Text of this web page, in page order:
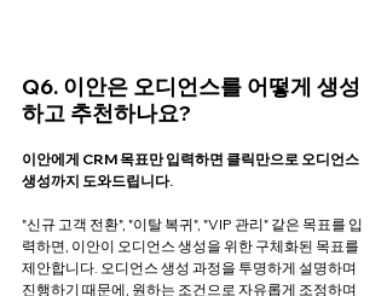
Q6. 이안은 오디언스를 어떻게 생성
하고 추천하나요?
이안에게 CRM 목표만 입력하면 클릭만으로 오디언스
생성까지 도와드립니다.
"신규 고객 전환", "이탈 복귀", "VIP 관리" 같은 목표를 입
력하면, 이안이 오디언스 생성을 위한 구체화된 목표를
제안합니다. 오디언스 생성 과정을 투명하게 설명하며
진행하기 때문에, 원하는 조건으로 자유롭게 조정하며